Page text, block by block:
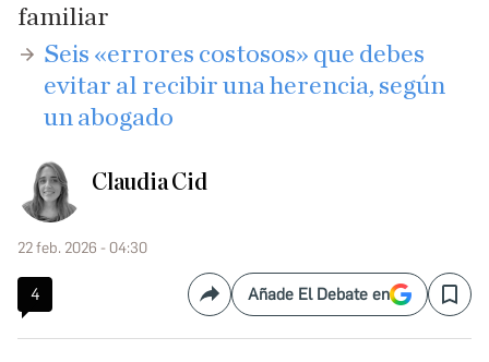
familiar
​Seis «errores costosos» que debes
evitar al recibir una herencia, según
un abogado
Claudia Cid
22 feb. 2026 - 04:30
4 CompartirAñade El Debate en Save